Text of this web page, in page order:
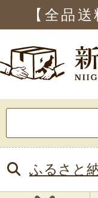
【全品
索:
ふるさと